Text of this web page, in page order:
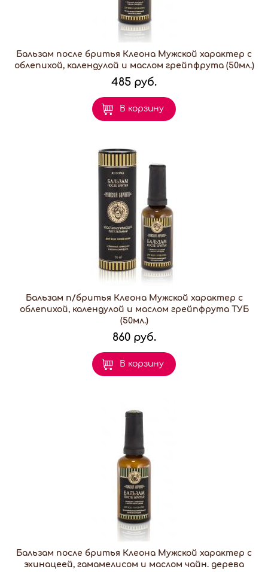
Бальзам после бритья Клеона Мужской характер с
облепихой, календулой и маслом грейпфрута (50мл.)
485 руб.
В корзину
Бальзам п/бритья Клеона Мужской характер с
облепихой, календулой и маслом грейпфрута ТУБ
(50мл.)
860 руб.
В корзину
Бальзам после бритья Клеона Мужской характер с
эхинацеей, гамамелисом и маслом чайн. дерева